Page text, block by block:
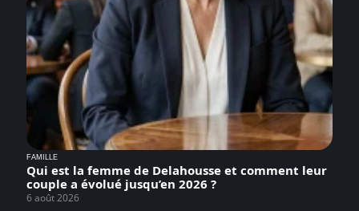
FAMILLE
Qui est la femme de Delahousse et comment leur
couple a évolué jusqu’en 2026 ?
6 août 2026